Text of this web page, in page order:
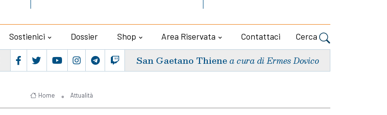
Sostienici Dossier Shop Area Riservata Contattaci Cerca
San Gaetano Thiene a cura di Ermes Dovico
Home Attualità